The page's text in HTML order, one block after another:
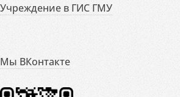
Учреждение в ГИС ГМУ
Мы ВКонтакте